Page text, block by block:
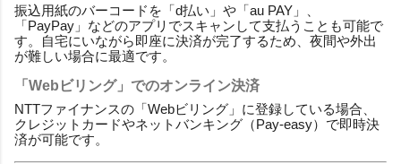
振込用紙のバーコードを「d払い」や「au PAY」、
「PayPay」などのアプリでスキャンして支払うことも可能で
す。自宅にいながら即座に決済が完了するため、夜間や外出
が難しい場合に最適です。
「Webビリング」でのオンライン決済
NTTファイナンスの「Webビリング」に登録している場合、
クレジットカードやネットバンキング（Pay-easy）で即時決
済が可能です。